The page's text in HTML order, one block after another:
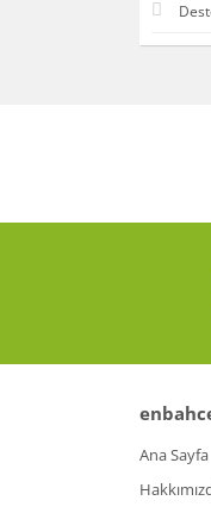
Ana Sayfa